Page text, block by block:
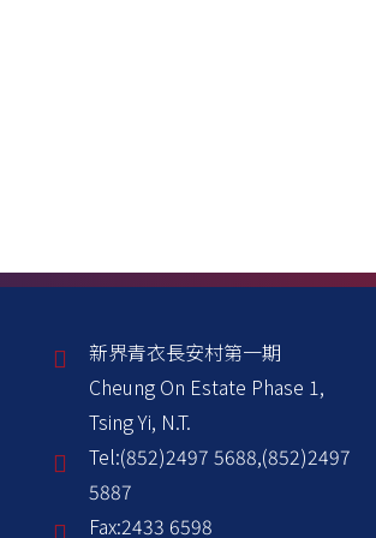
新界青衣長安村第一期
Cheung On Estate Phase 1,
Tsing Yi, N.T.
Tel:(852)2497 5688,(852)2497
5887
Fax:2433 6598